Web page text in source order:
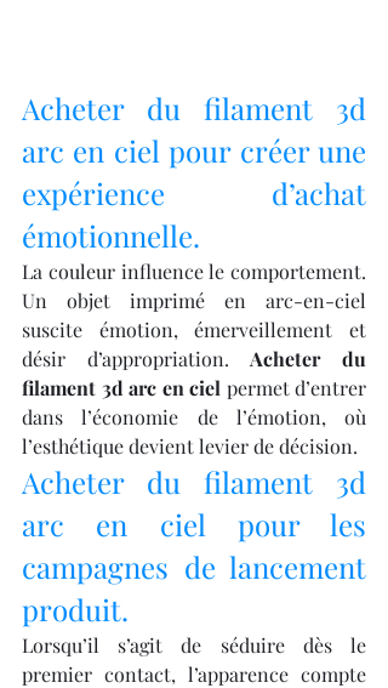
Acheter du filament 3d
arc en ciel pour créer une
expérience d’achat
émotionnelle.
La couleur influence le comportement.
Un objet imprimé en arc-en-ciel
suscite émotion, émerveillement et
désir d’appropriation. Acheter du
filament 3d arc en ciel permet d’entrer
dans l’économie de l’émotion, où
l’esthétique devient levier de décision.
Acheter du filament 3d
arc en ciel pour les
campagnes de lancement
produit.
Lorsqu’il s’agit de séduire dès le
premier contact, l’apparence compte